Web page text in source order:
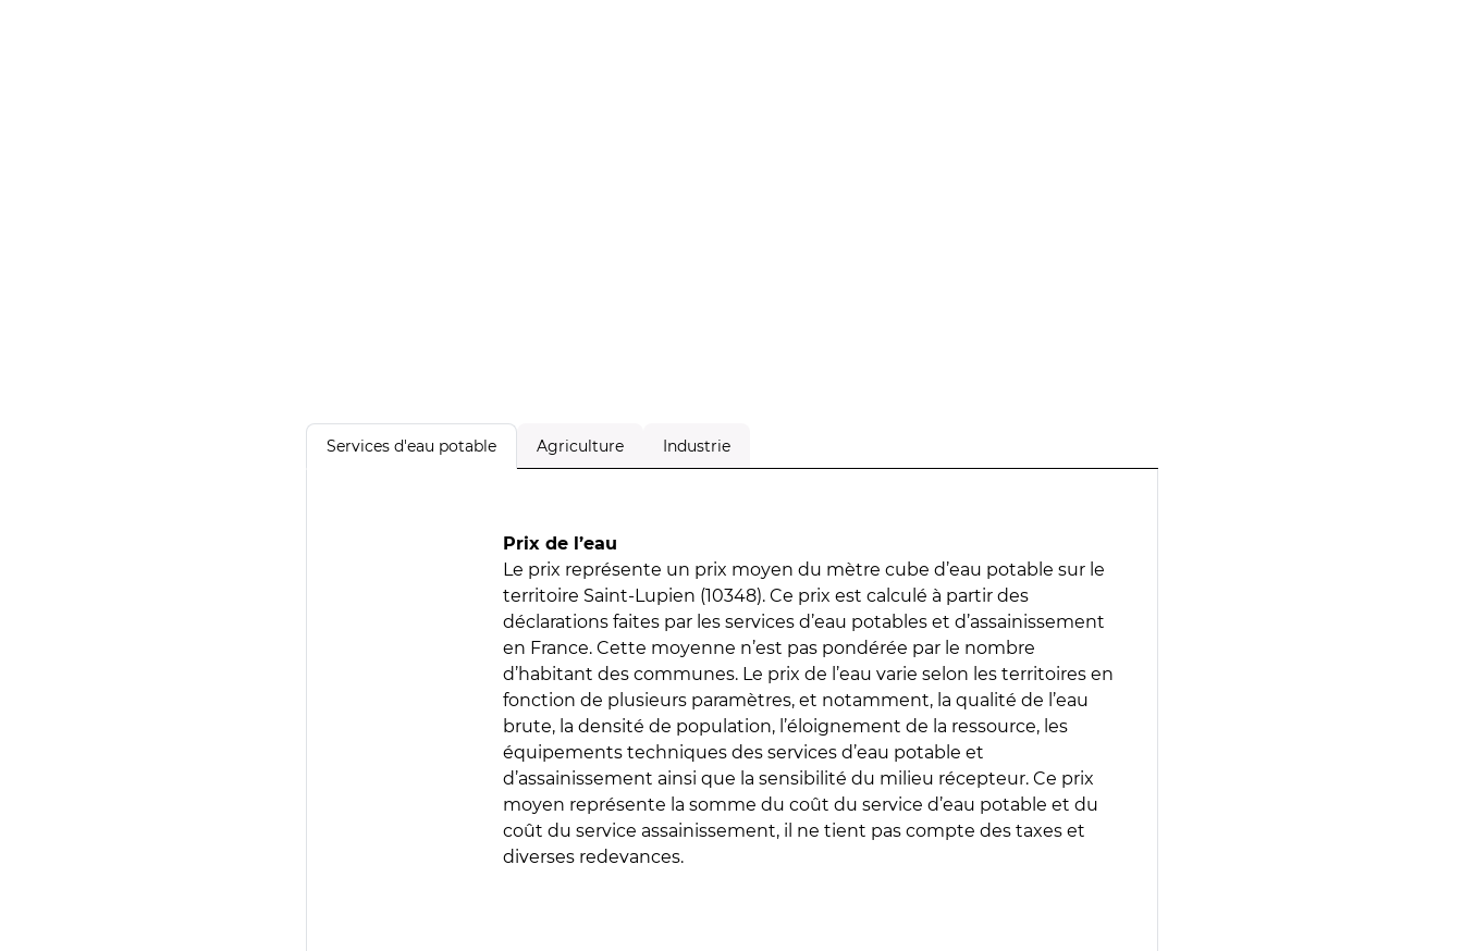
Services d'eau potable Agriculture Industrie
Prix de l’eau
Le prix représente un prix moyen du mètre cube d’eau potable sur le
territoire Saint-Lupien (10348). Ce prix est calculé à partir des
déclarations faites par les services d’eau potables et d’assainissement
en France. Cette moyenne n’est pas pondérée par le nombre
d’habitant des communes. Le prix de l’eau varie selon les territoires en
fonction de plusieurs paramètres, et notamment, la qualité de l’eau
brute, la densité de population, l’éloignement de la ressource, les
équipements techniques des services d’eau potable et
d’assainissement ainsi que la sensibilité du milieu récepteur. Ce prix
moyen représente la somme du coût du service d’eau potable et du
coût du service assainissement, il ne tient pas compte des taxes et
diverses redevances.